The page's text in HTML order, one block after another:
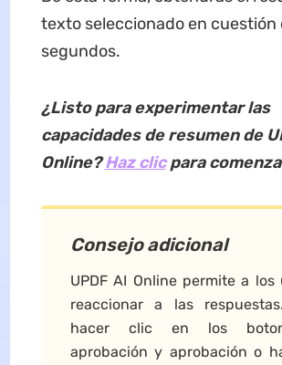
texto seleccionado en cuestión
segundos.
¿Listo para experimentar las
capacidades de resumen de
Online?Haz clicpara
Consejo adicional
UPDF AI Online permite a los
reaccionar a las
hacer clic en los
aprobación y aprobación o